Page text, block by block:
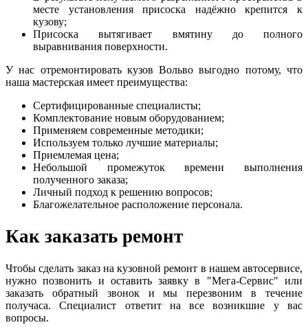
месте установления присоска надёжно крепится к
кузову;
Присоска вытягивает вмятину до полного
выравнивания поверхности.
У нас отремонтировать кузов Вольво выгодно потому, что
наша мастерская имеет преимущества:
Сертифицированные специалисты;
Комплектование новым оборудованием;
Применяем современные методики;
Используем только лучшие материалы;
Приемлемая цена;
Небольшой промежуток времени выполнения
полученного заказа;
Личный подход к решению вопросов;
Благожелательное расположение персонала.
Как заказать ремонт
Чтобы сделать заказ на кузовной ремонт в нашем автосервисе,
нужно позвонить и оставить заявку в "Мега-Сервис" или
заказать обратный звонок и мы перезвоним в течение
получаса. Специалист ответит на все возникшие у вас
вопросы.